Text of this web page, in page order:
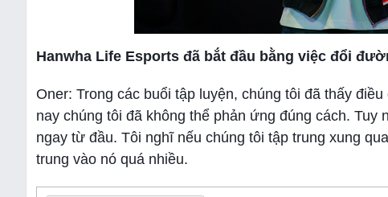
Hanwha Life Esports đã bắt đầu bằng việc đổi
Oner: Trong các buổi tập luyện, chúng tôi đã thấy
nay chúng tôi đã không thể phản ứng đúng cách.
ngay từ đầu. Tôi nghĩ nếu chúng tôi tập trung xung
trung vào nó quá nhiều.